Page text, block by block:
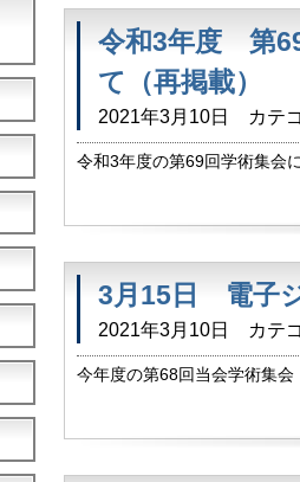
令和3年度 第
て（再掲載）
2021年3月10日 カテ
令和3年度の第69回学術集会
3月15日 電子
2021年3月10日 カテ
今年度の第68回当会学術集